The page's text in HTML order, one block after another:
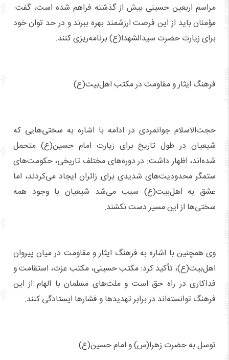
مراسم اربعین حسینی بیش از گذشته فراهم شده است، گفت:
مؤمنان باید از این فرصت ارزشمند بهره ببرند و در حد توان خود
برای زیارت حضرت سیدالشهدا(ع) برنامه‌ریزی کنند.
فرهنگ ایثار و مقاومت در مکتب اهل‌بیت(ع)
حجت‌الاسلام جوانمردی در ادامه با اشاره به سختی‌هایی که
شیعیان در طول تاریخ برای زیارت امام حسین(ع) متحمل
شده‌اند، اظهار داشت: در دوره‌های مختلف تاریخی، حکومت‌های
ستمگر محدودیت‌های شدیدی برای زائران ایجاد می‌کردند، اما
عشق به اهل‌بیت(ع) سبب می‌شد شیعیان با وجود همه
سختی‌ها از این مسیر دست نکشند.
وی همچنین با اشاره به فرهنگ ایثار و مقاومت در میان پیروان
اهل‌بیت(ع)، تأکید کرد: مکتب حسینی، مکتب عزت، استقامت و
فداکاری در راه حق است و ملت‌های مسلمان با الهام از این
فرهنگ توانسته‌اند در برابر تهدیدها و فشارها ایستادگی کنند.
توسل به حضرت زهرا(س) و امام حسین(ع)